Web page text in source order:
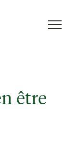
être